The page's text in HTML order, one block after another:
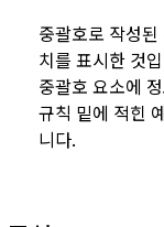
중괄호로 작성
치를 표시한 것
중괄호 요소에
규칙 밑에 적힌
니다.